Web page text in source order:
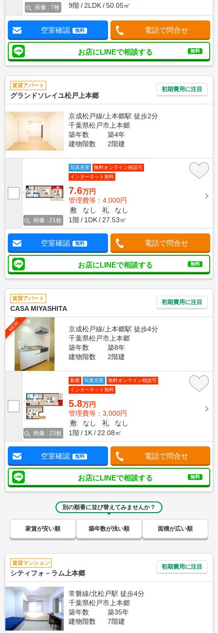
画像 : 7枚
9階
2LDK 50.05㎡
空室確認 無料 電話で問合せ
お店にLINEで相談する 無料
賃貸アパート
グランドソレイユ松戸上本郷
初期費用に注目
京成松戸線/上本郷駅 徒歩2分
千葉県松戸市上本郷
築年数
築4年
建物階数
2階建
画像 : 21枚
写真充実
無料オンライン相談可
インターネット無料
7.6万円
管理費等：4,000円
敷
なし 礼
なし
1階
1DK 27.53㎡
空室確認 無料 電話で問合せ
お店にLINEで相談する 無料
賃貸アパート
CASA MIYASHITA
初期費用に注目
NEW
京成松戸線/上本郷駅 徒歩4分
千葉県松戸市上本郷
築年数
築8年
建物階数
2階建
画像 : 23枚
新着 写真充実
無料オンライン相談可
インターネット無料
5.8万円
管理費等：3,000円
敷
なし 礼
なし
1階
1K 22.08㎡
空室確認 無料 電話で問合せ
お店にLINEで相談する 無料
別の順番に並び替えてみませんか？
家賃が安い順 築年数が浅い順 面積が広い順
賃貸マンション
シティフォ－ラム上本郷
初期費用に注目
常磐線/北松戸駅 徒歩4分
千葉県松戸市上本郷
築年数
築35年
建物階数
7階建